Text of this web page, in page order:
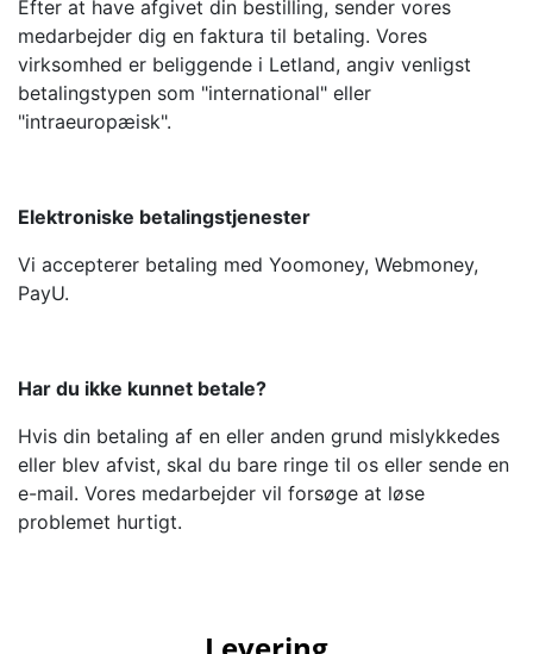
Efter at have afgivet din bestilling, sender vores
medarbejder dig en faktura til betaling. Vores
virksomhed er beliggende i Letland, angiv venligst
betalingstypen som "international" eller
"intraeuropæisk".
Elektroniske betalingstjenester
Vi accepterer betaling med Yoomoney, Webmoney,
PayU.
Har du ikke kunnet betale?
Hvis din betaling af en eller anden grund mislykkedes
eller blev afvist, skal du bare ringe til os eller sende en
e-mail. Vores medarbejder vil forsøge at løse
problemet hurtigt.